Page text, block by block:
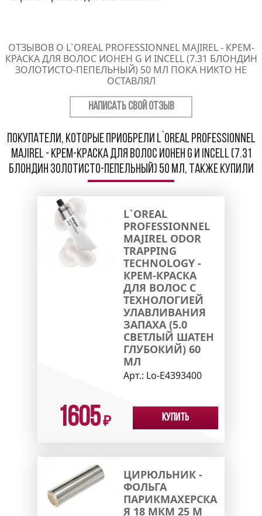
ОТЗЫВОВ О L`OREAL PROFESSIONNEL MAJIREL - КРЕМ-
КРАСКА ДЛЯ ВОЛОС ИОНЕН G И INCELL (7.31 БЛОНДИН
ЗОЛОТИСТО-ПЕПЕЛЬНЫЙ) 50 МЛ ПОКА НИКТО НЕ
ОСТАВЛЯЛ
НАПИСАТЬ СВОЙ ОТЗЫВ
Покупатели, которые приобрели L`oreal Professionnel
Majirel - Крем-краска для волос Ионен G и incell (7.31
блондин золотисто-пепельный) 50 мл, также купили
L`OREAL
PROFESSIONNEL
MAJIREL ODOR
TRAPPING
TECHNOLOGY -
КРЕМ-КРАСКА
ДЛЯ ВОЛОС С
ТЕХНОЛОГИЕЙ
УЛАВЛИВАНИЯ
ЗАПАХА (5.0
СВЕТЛЫЙ ШАТЕН
ГЛУБОКИЙ) 60
МЛ
Арт.: Lo-E4393400
1605₽ Купить
ЦИРЮЛЬНИК -
ФОЛЬГА
ПАРИКМАХЕРСКА
Я 18 МКМ 25 М